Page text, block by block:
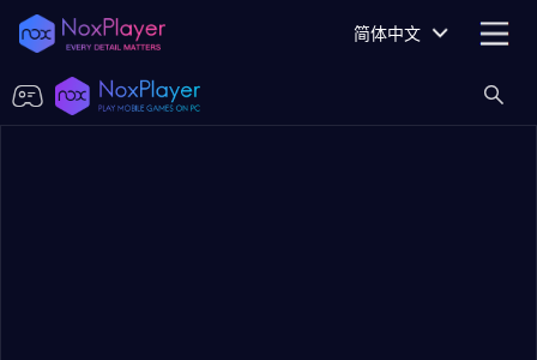
简体中文